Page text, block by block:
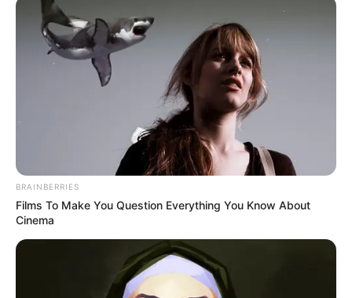
πληροφοριακών στοιχείων, βρέθηκαν και
κατασχέθηκαν στην κατοχή ενός εκ των δύο
συλληφθέντων , εντός σακιδίου -20-
αδασμολόγητα πακέτα τσιγάρων, ενώ εντός
παρακείμενου στην οικία τους ημιτελούς και
εγκαταλελειμμένου κτηρίου, βρέθηκαν και
· -5140- αδασμολόγητα πακέτα τσιγάρων,
διαφόρων μαρκών,
καπνό, συνολικού βάρους -11.000-
BRAINBERRIES
Films To Make You Question Everything You Know About
Cinema